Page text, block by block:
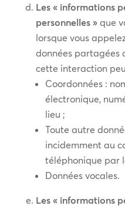
Les « informations
personnelles »que
lorsque vous
données partagées
cette interaction
Coordonnées :
électronique,
lieu ;
Toute autre
incidemment au
téléphonique par
Données vocales.
Les « informations